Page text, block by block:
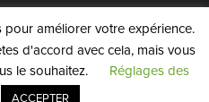
de Wallonie
améliorer votre expérience.
d'accord avec cela, mais vous
le souhaitez.
Réglages des
ACCEPTER